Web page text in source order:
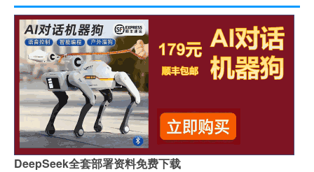
DeepSeek全套部署资料免费下载